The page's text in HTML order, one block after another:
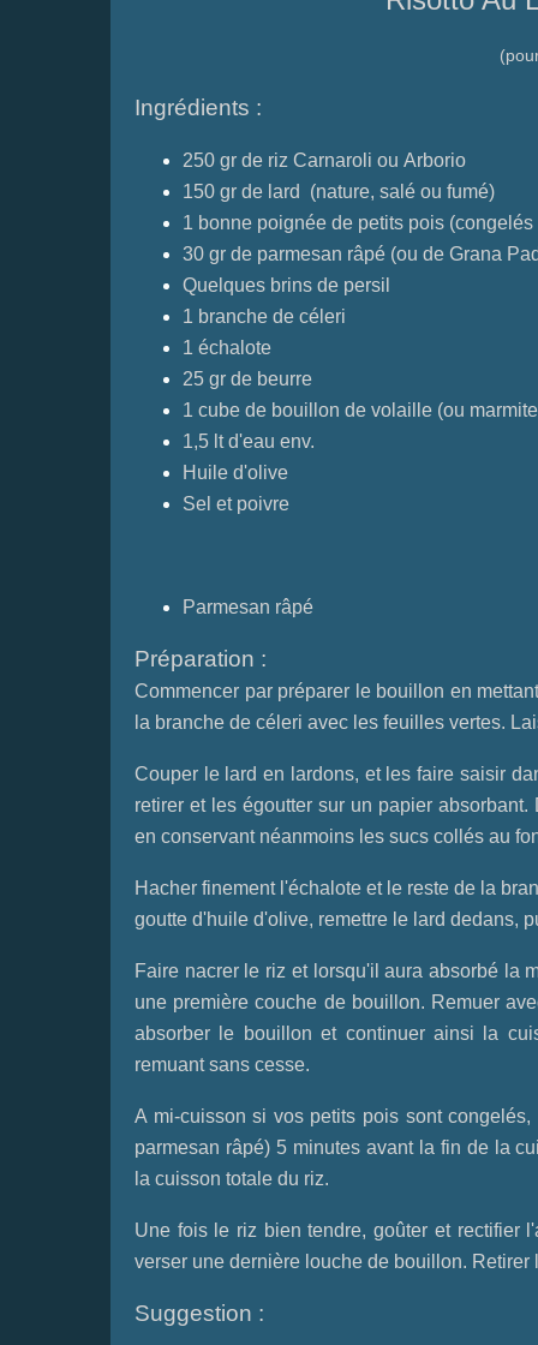
Ingrédients :
250 gr de riz Carnaroli ou Arborio
150 gr de lard (nature, salé ou fumé)
1 bonne poignée de petits pois
30 gr de parmesan râpé (ou de Grana
Quelques brins de persil
1 branche de céleri
1 échalote
25 gr de beurre
1 cube de bouillon de volaille (ou
1,5 lt d'eau env.
Huile d'olive
Sel et poivre
Parmesan râpé
Préparation :
Commencer par préparer le bouillon en
la branche de céleri avec les feuilles vertes.
Couper le lard en lardons, et les faire saisir
retirer et les égoutter sur un papier
en conservant néanmoins les sucs collés au
Hacher finement l'échalote et le reste de la
goutte d'huile d'olive, remettre le lard dedans,
Faire nacrer le riz et lorsqu'il aura absorbé la
une première couche de bouillon. Remuer
absorber le bouillon et continuer ainsi la
remuant sans cesse.
A mi-cuisson si vos petits pois sont
parmesan râpé) 5 minutes avant la fin de la
la cuisson totale du riz.
Une fois le riz bien tendre, goûter et rectifier
verser une dernière louche de bouillon.
Suggestion :